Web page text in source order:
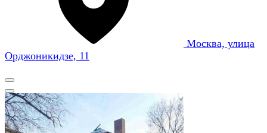
Москва, улица
Орджоникидзе, 11